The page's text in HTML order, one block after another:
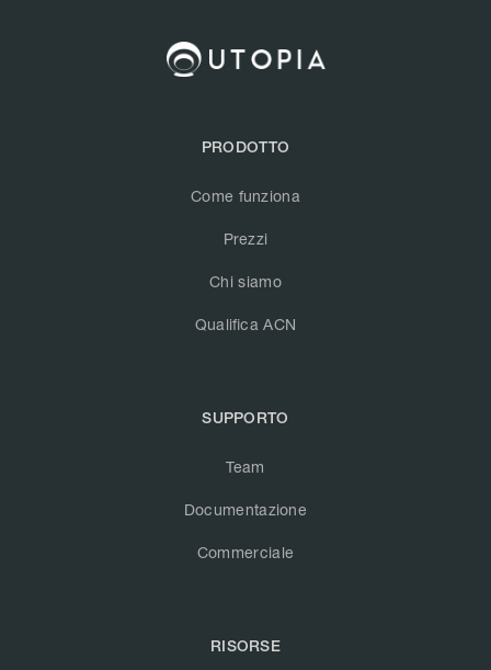
PRODOTTO
Come funziona
Prezzi
Chi siamo
Qualifica ACN
SUPPORTO
Team
Documentazione
Commerciale
RISORSE